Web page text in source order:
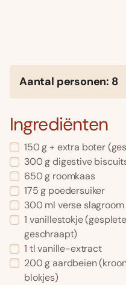
Aantal personen: 8
Ingrediënten
150 g + extra boter
300 g digestive
650 g roomkaas
175 g poedersuiker
300 ml verse slagroom
1 vanillestokje
geschraapt)
1 tl vanille-extract
200 g aardbeien
blokjes)